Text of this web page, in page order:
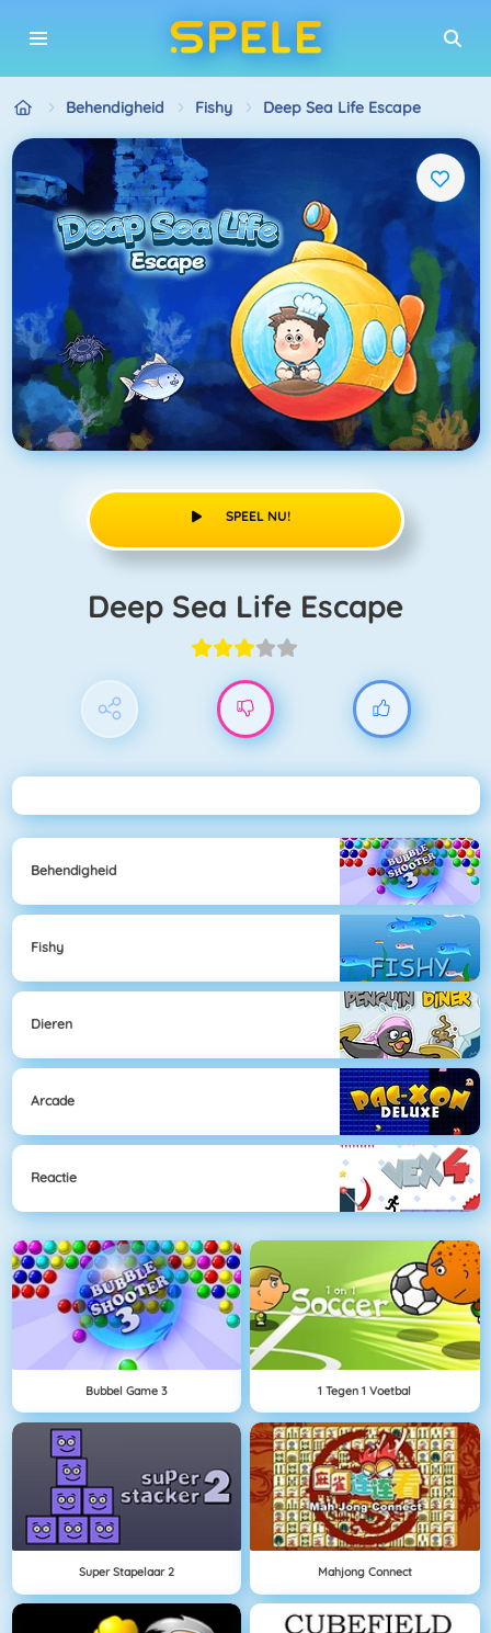
Behendigheid Fishy Deep Sea Life Escape
SPEEL NU!
Deep Sea Life Escape
Behendigheid
Fishy
Dieren
Arcade
Reactie
Bubbel Game 3 1 Tegen 1 Voetbal
Super Stapelaar 2 Mahjong Connect